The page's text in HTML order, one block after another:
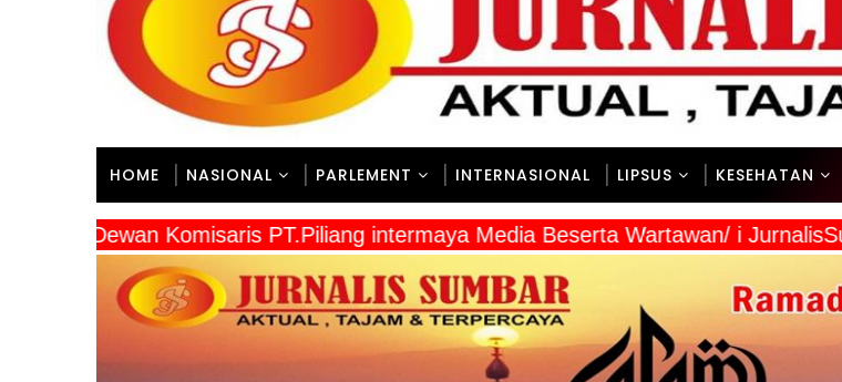
HOME NASIONAL PARLEMENT INTERNASIONAL LIPSUS KESEHATAN
" Dewan Komisaris PT.Piliang intermaya Media Beserta Wartawan/ i